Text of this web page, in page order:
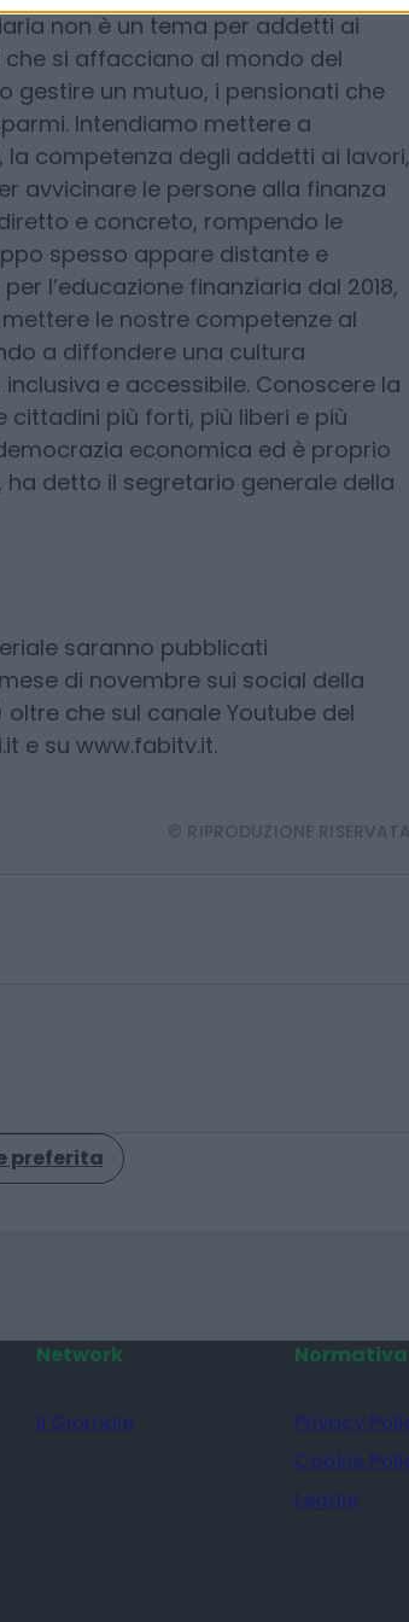
la conoscenza. Perché
il denaro può difendere i propri
famiglia e pianificare il proprio
non è un tema per addetti ai
si affacciano al mondo del
gestire un mutuo, i pensionati che
Intendiamo mettere a
competenza degli addetti ai lavori,
avvicinare le persone alla finanza
e concreto, rompendo le
spesso appare distante e
l’educazione finanziaria dal 2018,
le nostre competenze al
a diffondere una cultura
e accessibile. Conoscere la
più forti, più liberi e più
saranno pubblicati
oltre che sul canale Youtube del
Normativa